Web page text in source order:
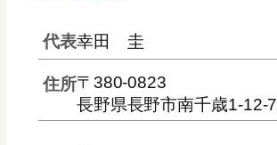
代表幸田 圭
住所〒380-0823
長野県長野市南千歳1-12-7